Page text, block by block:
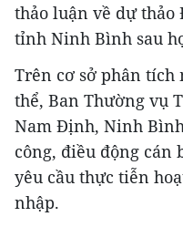
thảo luận về dự
tỉnh Ninh Bình sau
Trên cơ sở phân
thể, Ban Thường vụ
Nam Định, Ninh
công, điều động cán
yêu cầu thực tiễn
nhập.